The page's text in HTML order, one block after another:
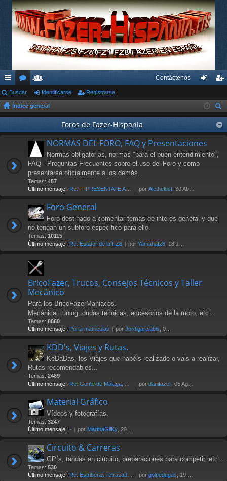
nl
ac
or
os
su
ari
Contáctenos
nti
se
ist
ra
Buscar Identificarse Registrarse
Índice general
us
car
Foros de Fazer-Hispania
NORMAS DEL FORO, FAQ y Presentaciones
Normas obligatorias, normas "para el buen entendimiento",
FAQ - Preguntas Frecuentes sobre el uso del Foro y como
presentarse oficialmente a los demás.
Temas: 457
Último mensaje: Re: ---PRESENTATE AL FORO AQU… por Alethelost , 30 Abr 2026 19:20
Foro General
Foro destinado a comentar temas de interes general y que
no tengan un subforo especifico para ello.
Temas: 10115
Último mensaje: Re: Estator de la FZ8 por Yamahafz8 , 18 Jul 2026 20:04
BricoFazer, Trucos, Consejos Técnicos y Taller
Mecánico
Para los BricoFazerManiacos.
Mecánica, tuning, dudas técnicas, accesorios de la moto, etc...
Temas: 8860
Último mensaje: Porta matriculas por Jordigarciabis , 09 Jul 2026 16:10
KDD's, Viajes y Rutas.
KeDaDas, los Viajes que habéis realizado o vais a realizar,
Rutas recomendables...
Temas: 2469
Último mensaje: Re: Gente de Málaga, Axarquía… por danifazer , 05 Ago 2026 17:16
Material Gráfico
Vídeos y fotografías.
Temas: 3247
Último mensaje: - por MarthaGilKy , 29 Jul 2026 12:24
Circuito & Carreras
GP´s, tandas en circuito, preparaciones para competir, etc...
Temas: 530
Último mensaje: Re: Estriberas retrasadas por golpedegas , 19 Nov 2024 13:08